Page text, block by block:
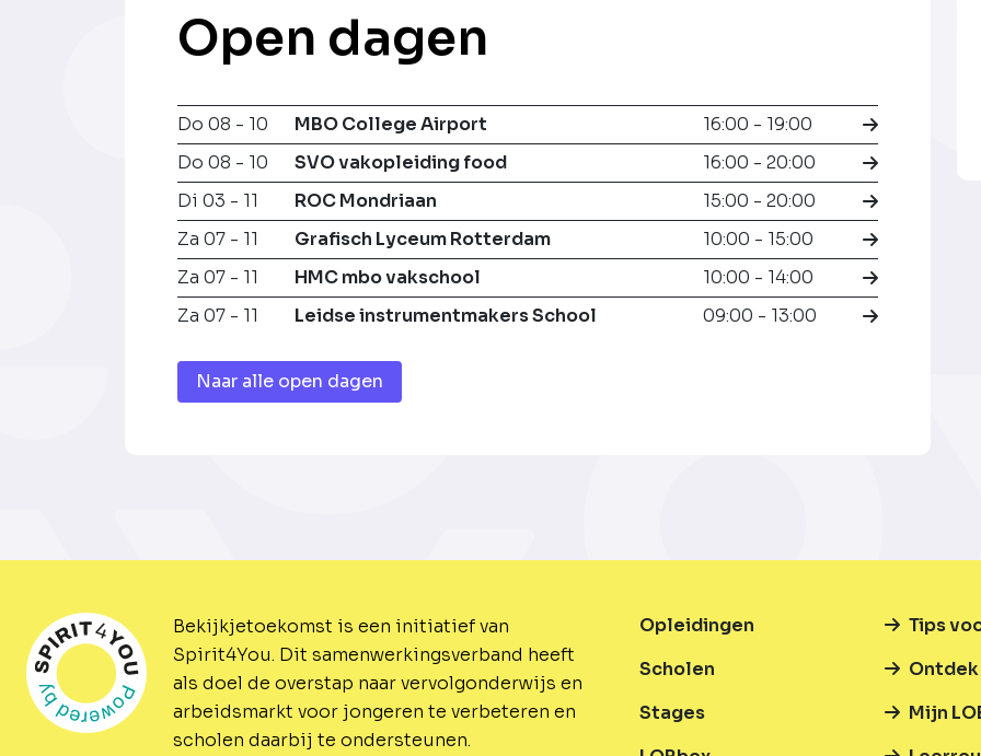
Open dagen
Do 08 - 10 MBO College Airport
16:00 - 19:00
Do 08 - 10
SVO vakopleiding food
16:00 - 20:00
Di 03 - 11
ROC Mondriaan
15:00 - 20:00
Za 07 - 11
Grafisch Lyceum Rotterdam
10:00 - 15:00
Za 07 - 11
HMC mbo vakschool
10:00 - 14:00
Za 07 - 11
Leidse instrumentmakers School 09:00 - 13:00
Naar alle open dagen
Bekijkjetoekomst is een initiatief van
Spirit4You. Dit samenwerkingsverband heeft
als doel de overstap naar vervolgonderwijs en
arbeidsmarkt voor jongeren te verbeteren en
scholen daarbij te ondersteunen.
Opleidingen
Scholen
Stages
Tips
Mijn